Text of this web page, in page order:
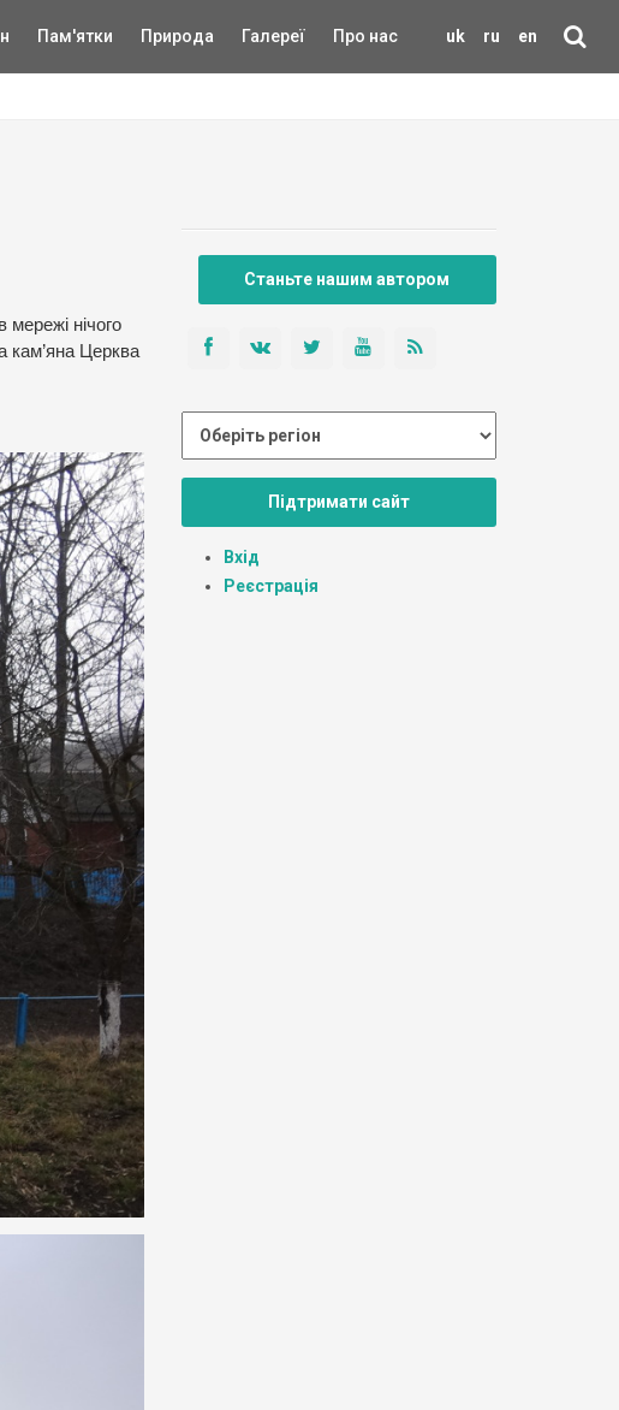
uk ru en
Пам'ятки Природа Галереї Про нас
мережі нічого
кам’яна Церква
Станьте нашим автором
Підтримати сайт
Вхід
Реєстрація